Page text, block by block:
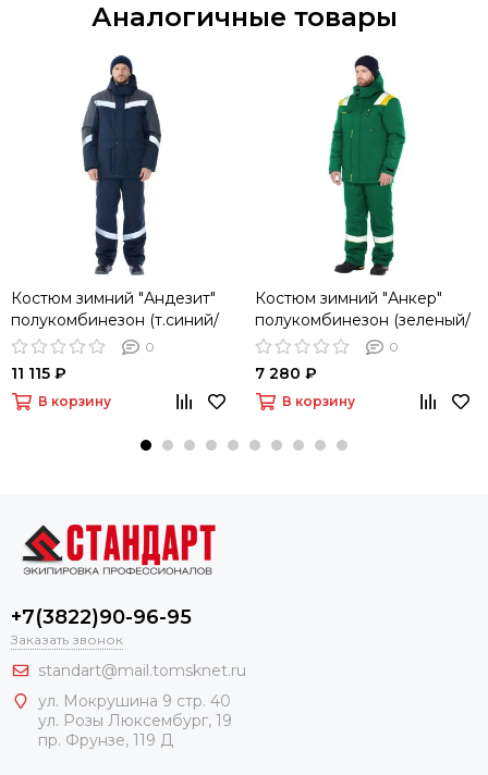
Аналогичные товары
Костюм зимний "Андезит"
полукомбинезон (т.синий/
серый)
0
11 115 ₽
В корзину
Костюм зимний "Анкер"
полукомбинезон (зеленый/
желтый)
0
7 280 ₽
В корзину
+7(3822)90-96-95
Заказать звонок
standart@mail.tomsknet.ru
ул. Мокрушина 9 стр. 40
ул. Розы Люксембург, 19
пр. Фрунзе, 119 Д